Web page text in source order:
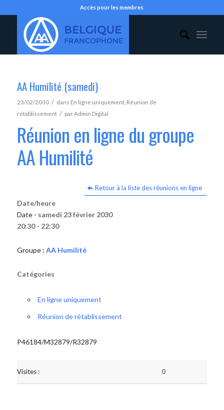
Accès pour les membres
AA Humilité (samedi)
23/02/2030 / dans En ligne uniquement, Réunion de
rétablissement / parAdmin Digital
Réunion en ligne du groupe
AA Humilité
Retour à la liste des réunions en ligne
Date/heure
Date - samedi 23 février 2030
20:30 - 22:30
Groupe : AA Humilité
Catégories
En ligne uniquement
Réunion de rétablissement
P46184/M32879/R32879
Visites : 0